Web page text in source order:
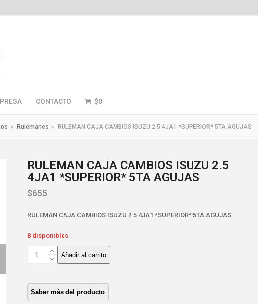
CONTACTO $0
» Rulemanes » RULEMAN CAJA CAMBIOS ISUZU 2.5 4JA1 *SUPERIOR* 5TA AGUJAS
RULEMAN CAJA CAMBIOS ISUZU 2.5
4JA1 *SUPERIOR* 5TA AGUJAS
$655
RULEMAN CAJA CAMBIOS ISUZU 2.5 4JA1 *SUPERIOR* 5TA AGUJAS
8 disponibles
RULEMAN
ISUZU
2.5
Añadir al carrito